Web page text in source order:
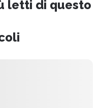
letti di questo